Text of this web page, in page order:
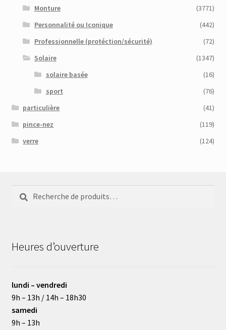
Monture
(3771)
Personnalité ou Iconique
(442)
Professionnelle (protéction/sécurité)
(72)
Solaire
(1347)
solaire basée
(16)
sport
(76)
particulière
(41)
pince-nez
(119)
verre
(124)
pour :
Heures d’ouverture
lundi – vendredi
9h – 13h / 14h – 18h30
samedi
9h – 13h